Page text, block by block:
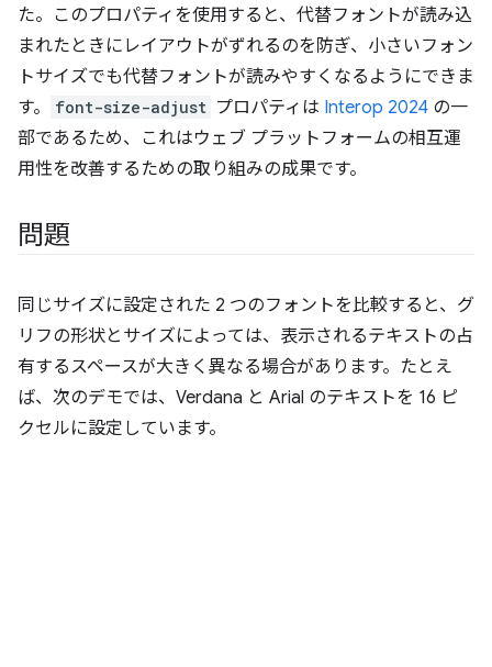
た。このプロパティを使用すると、代替フォントが読み込
まれたときにレイアウトがずれるのを防ぎ、小さいフォン
トサイズでも代替フォントが読みやすくなるようにできま
す。
font-size-adjust プロパティは Interop 2024 の一
部であるため、これはウェブ プラットフォームの相互運
用性を改善するための取り組みの成果です。
問題
同じサイズに設定された 2 つのフォントを比較すると、グ
リフの形状とサイズによっては、表示されるテキストの占
有するスペースが大きく異なる場合があります。たとえ
ば、次のデモでは、Verdana と Arial のテキストを 16 ピ
クセルに設定しています。